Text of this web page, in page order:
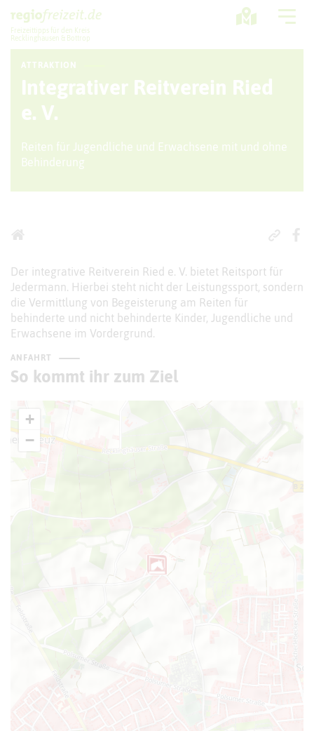
Freizeittipps für den Kreis
Recklinghausen & Bottrop
Aktuelles
ATTRAKTION
Integrativer Reitverein Ried
e. V.
Reiten für Jugendliche und Erwachsene mit und ohne
Behinderung
Der integrative Reitverein Ried e. V. bietet Reitsport für
Jedermann. Hierbei steht nicht der Leistungssport, sondern
die Vermittlung von Begeisterung am Reiten für
behinderte und nicht behinderte Kinder, Jugendliche und
Erwachsene im Vordergrund.
ANFAHRT
So kommt ihr zum Ziel
+
−